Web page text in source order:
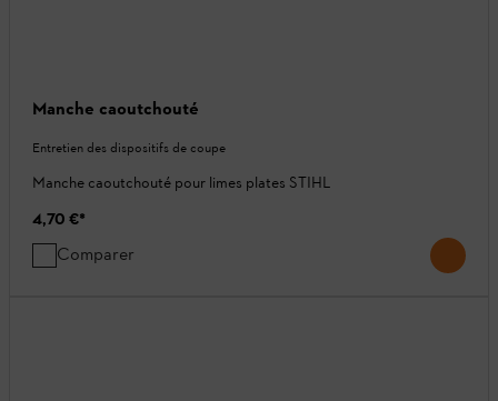
Manche caoutchouté
Entretien des dispositifs de coupe
Manche caoutchouté pour limes plates STIHL
4,70 €*
Comparer